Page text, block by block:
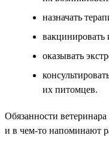
назначать
вакцинировать
оказывать
их питомцев.
Обязанности
и в чем-то напоминают